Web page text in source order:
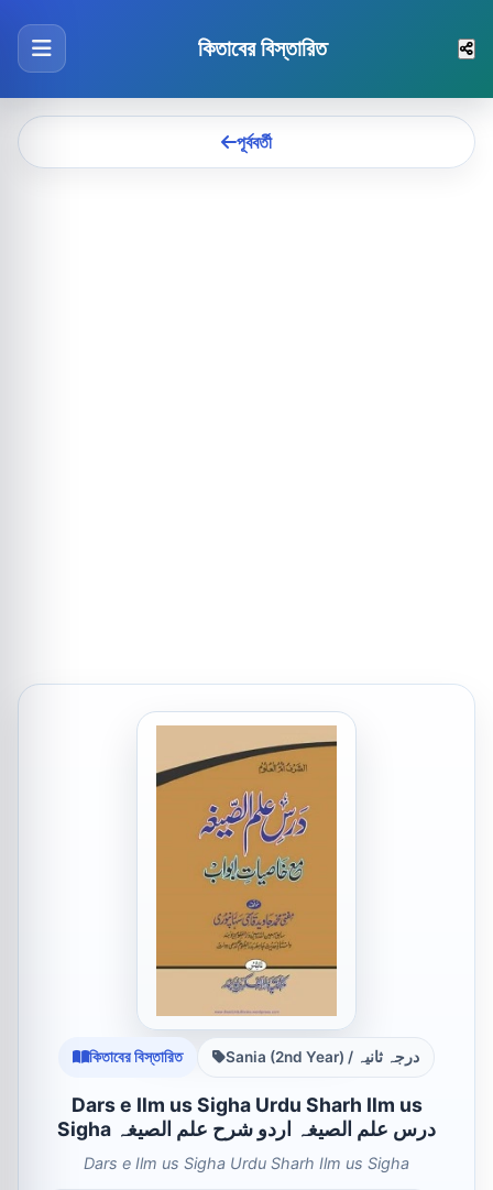
কিতাবের বিস্তারিত
পূর্ববর্তী
কিতাবের বিস্তারিত Sania (2nd Year) / درجہ ثانیہ
Dars e Ilm us Sigha Urdu Sharh Ilm us
Sigha درس علم الصیغہ اردو شرح علم الصیغہ
Dars e Ilm us Sigha Urdu Sharh Ilm us Sigha